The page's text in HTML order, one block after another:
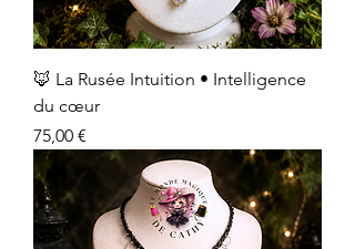
🦊 La Rusée Intuition • Intelligence
du cœur
Prix
75,00 €